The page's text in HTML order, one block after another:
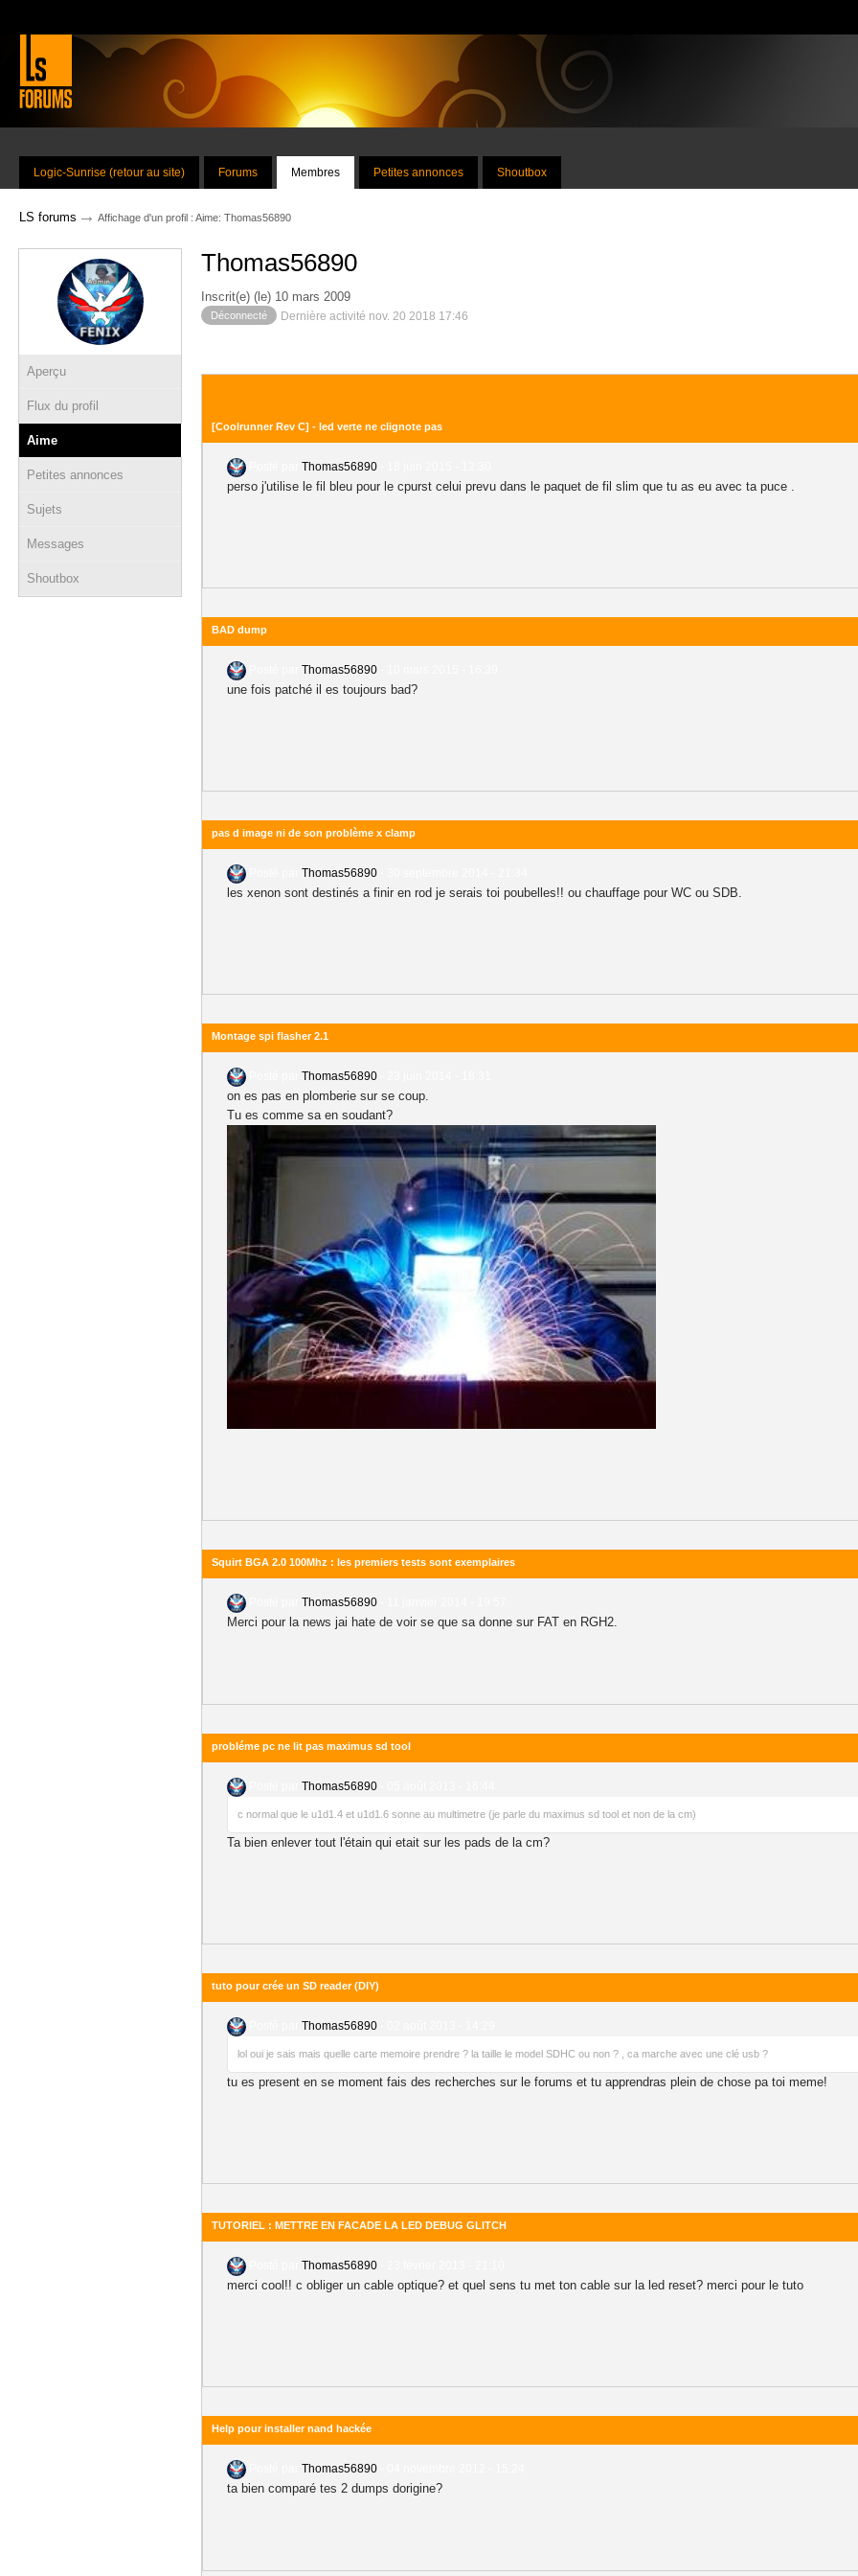
Logic-Sunrise (retour au site) Forums Membres Petites annonces Shoutbox
LS forums → Affichage d'un profil : Aime: Thomas56890
Aperçu
Flux du profil
Aime
Petites annonces
Sujets
Messages
Shoutbox
Thomas56890
Inscrit(e) (le) 10 mars 2009
Déconnecté Dernière activité nov. 20 2018 17:46
[Coolrunner Rev C] - led verte ne clignote pas
Thomas56890
perso j'utilise le fil bleu pour le cpurst celui prevu dans le paquet de fil slim que tu as eu avec ta puce .
BAD dump
Thomas56890
une fois patché il es toujours bad?
pas d image ni de son problème x clamp
Thomas56890
les xenon sont destinés a finir en rod je serais toi poubelles!! ou chauffage pour WC ou SDB.
Montage spi flasher 2.1
Thomas56890
on es pas en plomberie sur se coup.
Tu es comme sa en soudant?
Squirt BGA 2.0 100Mhz : les premiers tests sont exemplaires
Thomas56890
Merci pour la news jai hate de voir se que sa donne sur FAT en RGH2.
probléme pc ne lit pas maximus sd tool
Thomas56890
c normal que le u1d1.4 et u1d1.6 sonne au multimetre (je parle du maximus sd tool et non de la cm)
Ta bien enlever tout l'étain qui etait sur les pads de la cm?
tuto pour crée un SD reader (DIY)
Thomas56890
lol oui je sais mais quelle carte memoire prendre ? la taille le model SDHC ou non ? , ca marche avec une clé usb ?
tu es present en se moment fais des recherches sur le forums et tu apprendras plein de chose pa toi meme!
TUTORIEL : METTRE EN FACADE LA LED DEBUG GLITCH
Thomas56890
merci cool!! c obliger un cable optique? et quel sens tu met ton cable sur la led reset? merci pour le tuto
Help pour installer nand hackée
Thomas56890
ta bien comparé tes 2 dumps dorigine?